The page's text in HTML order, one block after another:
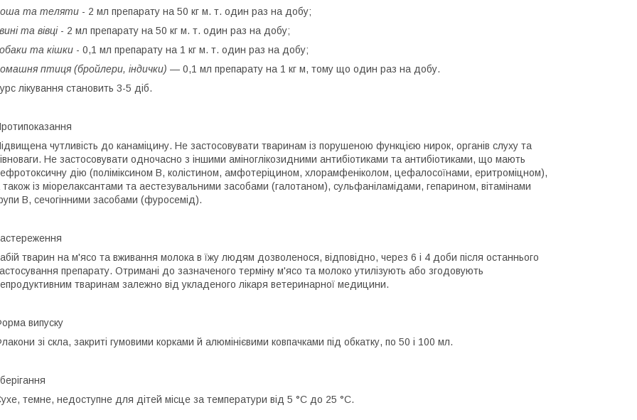
та теляти - 2 мл препарату на 50 кг м. т. один раз на добу;
та вівці - 2 мл препарату на 50 кг м. т. один раз на добу;
та кішки - 0,1 мл препарату на 1 кг м. т. один раз на добу;
птиця (бройлери, індички) — 0,1 мл препарату на 1 кг м, тому що один раз на добу.
лікування становить 3-5 діб.
чутливість до канаміцину. Не застосовувати тваринам із порушеною функцією нирок, органів слуху та
Не застосовувати одночасно з іншими аміноглікозидними антибіотиками та антибіотиками, що мають
дію (поліміксином B, колістином, амфотеріцином, хлорамфеніколом, цефалосоїнами, еритроміцном),
також із міорелаксантами та аестезувальними засобами (галотаном), сульфаніламідами, гепарином, вітамінами
B, сечогінними засобами (фуросемід).
тварин на м'ясо та вживання молока в їжу людям дозволенося, відповідно, через 6 і 4 доби після останнього
препарату. Отримані до зазначеного терміну м'ясо та молоко утилізують або згодовують
тваринам залежно від укладеного лікаря ветеринарної медицини.
випуску
зі скла, закриті гумовими корками й алюмінієвими ковпачками під обкатку, по 50 і 100 мл.
темне, недоступне для дітей місце за температури від 5 °C до 25 °C.